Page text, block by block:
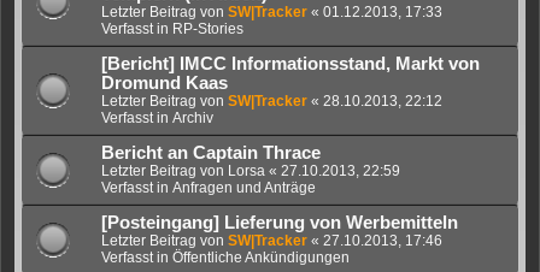
Letzter Beitrag von SW|Tracker « 01.12.2013, 17:33
Verfasst in RP-Stories
[Bericht] IMCC Informationsstand, Markt von
Dromund Kaas
Letzter Beitrag von SW|Tracker « 28.10.2013, 22:12
Verfasst in Archiv
Bericht an Captain Thrace
Letzter Beitrag von Lorsa « 27.10.2013, 22:59
Verfasst in Anfragen und Anträge
[Posteingang] Lieferung von Werbemitteln
Letzter Beitrag von SW|Tracker « 27.10.2013, 17:46
Verfasst in Öffentliche Ankündigungen